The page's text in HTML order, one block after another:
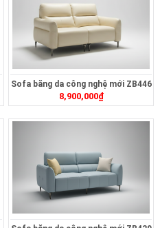
Sofa băng da công nghệ mới ZB446
8,900,000₫